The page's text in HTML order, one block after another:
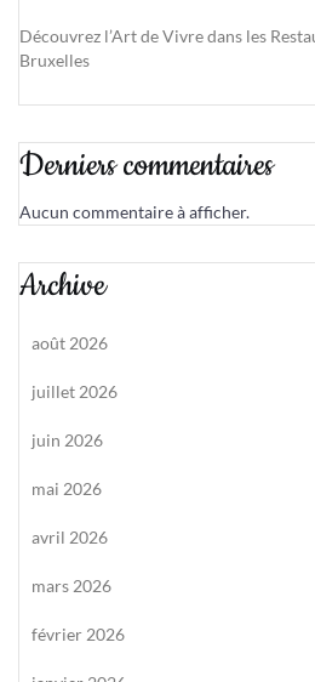
Découvrez l’Art de Vivre dans les
Bruxelles
Derniers commentaires
Aucun commentaire à afficher.
Archive
août 2026
juillet 2026
juin 2026
mai 2026
avril 2026
mars 2026
février 2026